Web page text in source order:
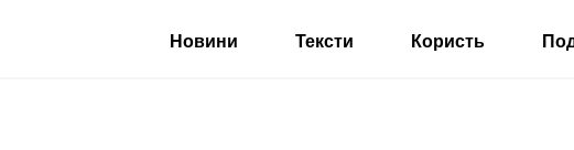
Новини Тексти Користь